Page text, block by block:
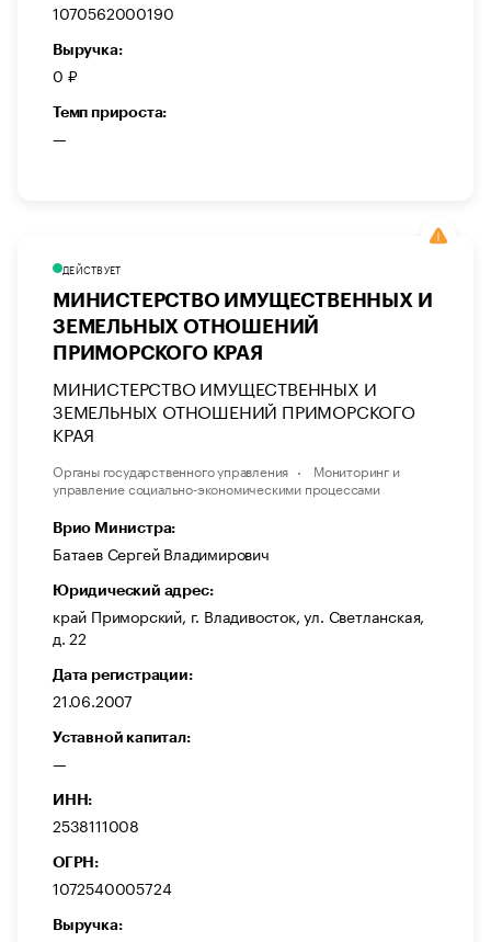
1070562000190
Выручка:
0 ₽
Темп прироста:
—
ДЕЙСТВУЕТ
МИНИСТЕРСТВО ИМУЩЕСТВЕННЫХ И
ЗЕМЕЛЬНЫХ ОТНОШЕНИЙ
ПРИМОРСКОГО КРАЯ
МИНИСТЕРСТВО ИМУЩЕСТВЕННЫХ И
ЗЕМЕЛЬНЫХ ОТНОШЕНИЙ ПРИМОРСКОГО
КРАЯ
Органы государственного управления
Мониторинг и
управление социально-экономическими процессами
Врио Министра:
Батаев Сергей Владимирович
Юридический адрес:
край Приморский, г. Владивосток, ул. Светланская,
д. 22
Дата регистрации:
21.06.2007
Уставной капитал:
—
ИНН:
2538111008
ОГРН:
1072540005724
Выручка: